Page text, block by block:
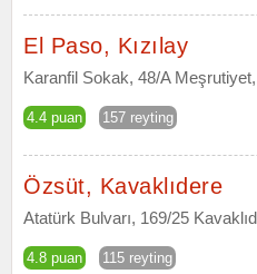
El Paso, Kızılay
Karanfil Sokak, 48/A
4.4 puan 157 reyting
Özsüt, Kavaklıdere
Atatürk Bulvarı, 169/25
4.8 puan 115 reyting